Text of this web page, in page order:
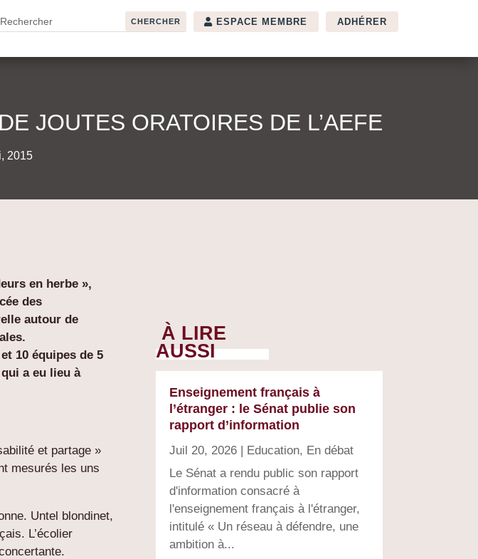
ESPACE MEMBRE ADHÉRER
JOUTES ORATOIRES DE L’AEFE
2015
en herbe »,
des
autour de
10 équipes de 5
a eu lieu à
et partage »
mesurés les uns
Untel blondinet,
L’écolier
À LIRE
AUSSI
Enseignement français à
l’étranger : le Sénat publie son
rapport d’information
Juil 20, 2026| Education, En débat
Le Sénat a rendu public son rapport
d'information consacré à
l'enseignement français à l'étranger,
intitulé « Un réseau à défendre, une
ambition à...